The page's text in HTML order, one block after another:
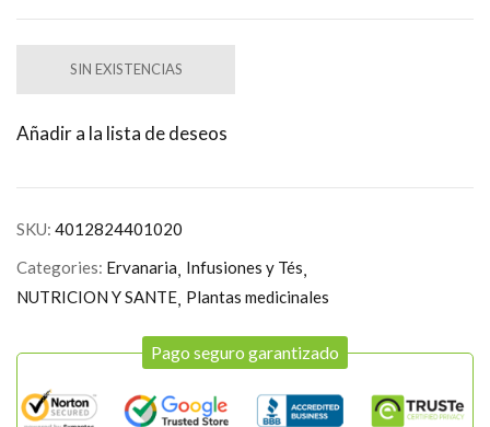
SIN EXISTENCIAS
Añadir a la lista de deseos
SKU: 4012824401020
Categories: Ervanaria Infusiones y Tés
NUTRICION Y SANTE Plantas medicinales
Pago seguro garantizado